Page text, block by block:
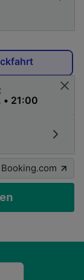
Booking.com